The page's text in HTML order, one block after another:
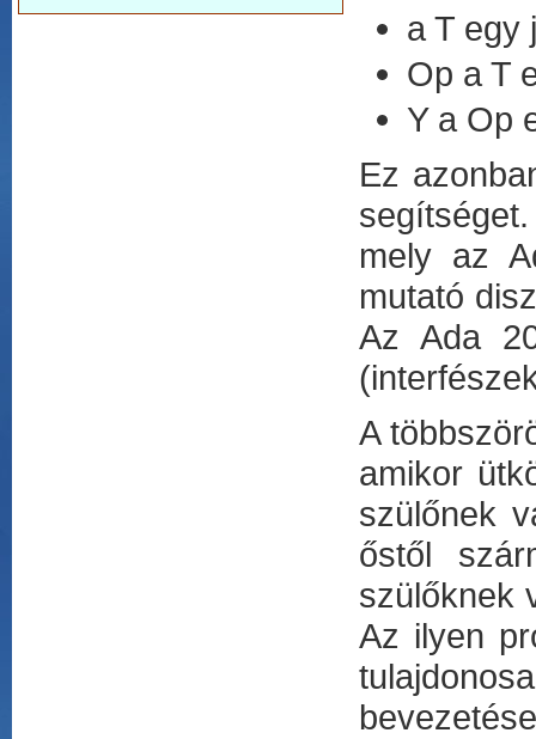
a T egy
Op a T
Y a Op
Ez
mely az
mutató
Az Ada
A
amikor
szülőnek
őstől
szülőknek
Az ilyen